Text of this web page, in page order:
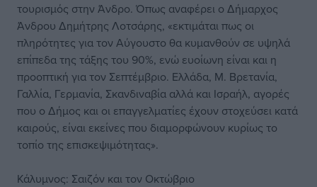
τουρισμός στην Άνδρο. Όπως αναφέρει ο Δήμαρχος
Άνδρου Δημήτρης Λοτσάρης, «εκτιμάται πως οι
πληρότητες για τον Αύγουστο θα κυμανθούν σε υψηλά
επίπεδα της τάξης του 90%, ενώ ευοίωνη είναι και η
προοπτική για τον Σεπτέμβριο. Ελλάδα, Μ. Βρετανία,
Γαλλία, Γερμανία, Σκανδιναβία αλλά και Ισραήλ, αγορές
που ο Δήμος και οι επαγγελματίες έχουν στοχεύσει κατά
καιρούς, είναι εκείνες που διαμορφώνουν κυρίως το
τοπίο της επισκεψιμότητας».
Κάλυμνος: Σαιζόν και τον Οκτώβριο